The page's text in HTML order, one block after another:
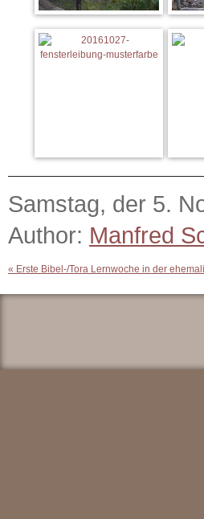
Samstag, der 5.
Author: Manfred
« Erste Bibel-/Tora Lernwoche in der